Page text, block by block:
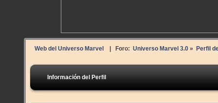
Web del Universo Marvel | Foro: Universo Marvel 3.0» Perfil
Información del Perfil